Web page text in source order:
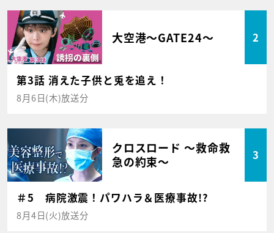
大空港～GATE24～ 2
第3話 消えた子供と兎を追え！
8月6日(木)放送分
クロスロード ～救命救
急の約束～
3
＃5 病院激震！パワハラ＆医療事故!?
8月4日(火)放送分